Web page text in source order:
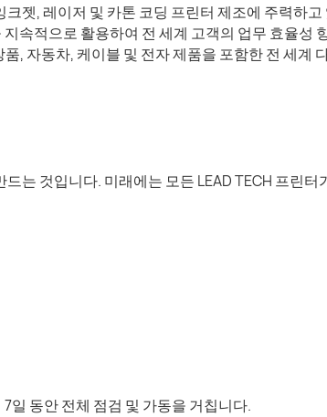
젯, 레이저 및 카톤 코딩 프린터 제조에 주력하
속적으로 활용하여 전 세계 고객의 업무 효율성
, 자동차, 케이블 및 전자 제품을 포함한 전 세계
는 것입니다. 미래에는 모든 LEAD TECH 프린터
일 동안 전체 점검 및 가동을 거칩니다.